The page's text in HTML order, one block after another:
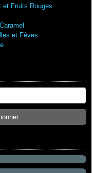
et Fruits Rouges
et Fèves